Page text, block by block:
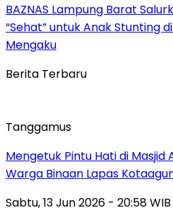
BAZNAS Lampung Barat
“Sehat” untuk Anak Stunting
Mengaku
Berita Terbaru
Tanggamus
Mengetuk Pintu Hati di
Warga Binaan Lapas
Sabtu, 13 Jun 2026 - 20:58 WIB